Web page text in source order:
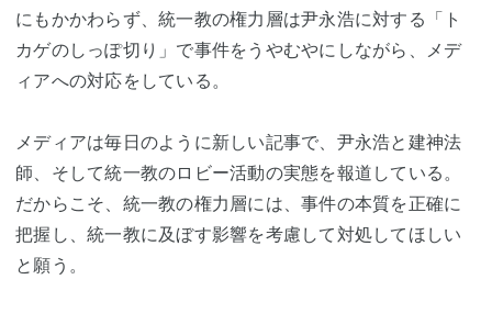
にもかかわらず、統一教の権力層は尹永浩に対する「ト
カゲのしっぽ切り」で事件をうやむやにしながら、メデ
ィアへの対応をしている。
メディアは毎日のように新しい記事で、尹永浩と建神法
師、そして統一教のロビー活動の実態を報道している。
だからこそ、統一教の権力層には、事件の本質を正確に
把握し、統一教に及ぼす影響を考慮して対処してほしい
と願う。